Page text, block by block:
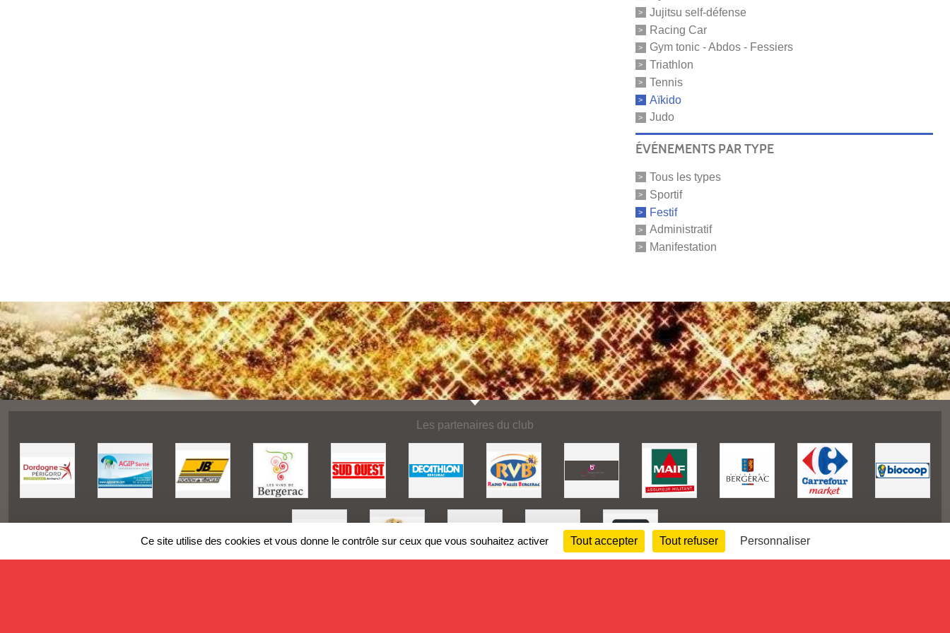
Jujitsu self-défense
Racing Car
Gym tonic - Abdos - Fessiers
Triathlon
Tennis
Aïkido
Judo
ÉVÉNEMENTS PAR TYPE
Tous les types
Sportif
Festif
Administratif
Manifestation
Les partenaires du club
Ce site utilise des cookies et vous donne le contrôle sur ceux que vous souhaitez activer Tout accepter Tout refuser Personnaliser